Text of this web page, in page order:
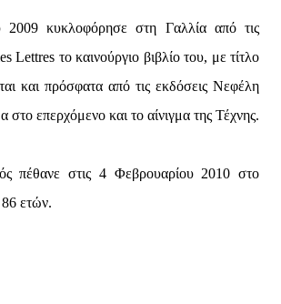
2009 κυκλοφόρησε στη Γαλλία από τις
Lettres το καινούργιο βιβλίο του, με τίτλο
και πρόσφατα από τις εκδόσεις Νεφέλη
στο επερχόμενο και το αίνιγμα της Τέχνης.
πέθανε στις 4 Φεβρουαρίου 2010 στο
86 ετών.